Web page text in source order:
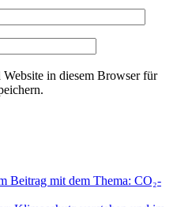
in diesem Browser für